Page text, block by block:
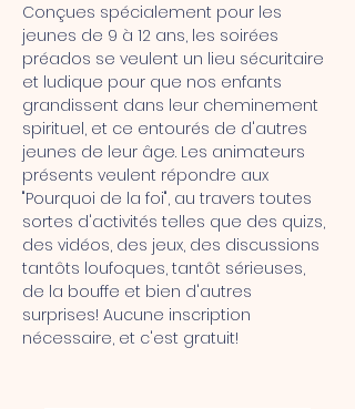
Conçues spécialement pour les
jeunes de 9 à 12 ans, les soirées
préados se veulent un lieu sécuritaire
et ludique pour que nos enfants
grandissent dans leur cheminement
spirituel, et ce entourés de d'autres
jeunes de leur âge. Les animateurs
présents veulent répondre aux
"Pourquoi de la foi", au travers toutes
sortes d'activités telles que des quizs,
des vidéos, des jeux, des discussions
tantôts loufoques, tantôt sérieuses,
de la bouffe et bien d'autres
surprises! Aucune inscription
nécessaire, et c'est gratuit!